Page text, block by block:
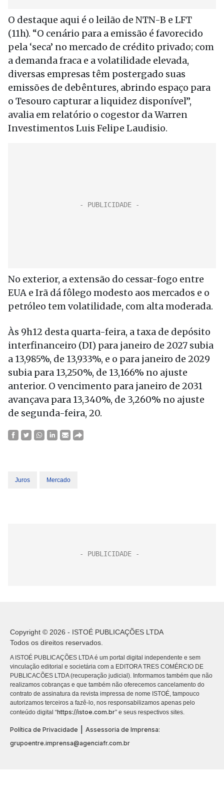
O destaque aqui é o leilão de NTN-B e LFT
(11h). “O cenário para a emissão é favorecido
pela ‘seca’ no mercado de crédito privado; com
a demanda fraca e a volatilidade elevada,
diversas empresas têm postergado suas
emissões de debêntures, abrindo espaço para
o Tesouro capturar a liquidez disponível”,
avalia em relatório o cogestor da Warren
Investimentos Luis Felipe Laudisio.
No exterior, a extensão do cessar-fogo entre
EUA e Irã dá fôlego modesto aos mercados e o
petróleo tem volatilidade, com alta moderada.
Às 9h12 desta quarta-feira, a taxa de depósito
interfinanceiro (DI) para janeiro de 2027 subia
a 13,985%, de 13,933%, e o para janeiro de 2029
subia para 13,250%, de 13,166% no ajuste
anterior. O vencimento para janeiro de 2031
avançava para 13,340%, de 3,260% no ajuste
de segunda-feira, 20.
Juros Mercado
Copyright © 2026 - ISTOÉ PUBLICAÇÕES LTDA
Todos os direitos reservados.
A ISTOÉ PUBLICAÇÕES LTDA é um portal digital independente e sem
vinculação editorial e societária com a EDITORA TRES COMÉRCIO DE
PUBLICACÕES LTDA (recuperação judicial). Informamos também que não
realizamos cobranças e que também não oferecemos cancelamento do
contrato de assinatura da revista impressa de nome ISTOÉ, tampouco
autorizamos terceiros a fazê-lo, nos responsabilizamos apenas pelo
conteúdo digital “https://istoe.com.br” e seus respectivos sites.
Política de Privacidade
Assessoria de Imprensa:
grupoentre.imprensa@agenciafr.com.br